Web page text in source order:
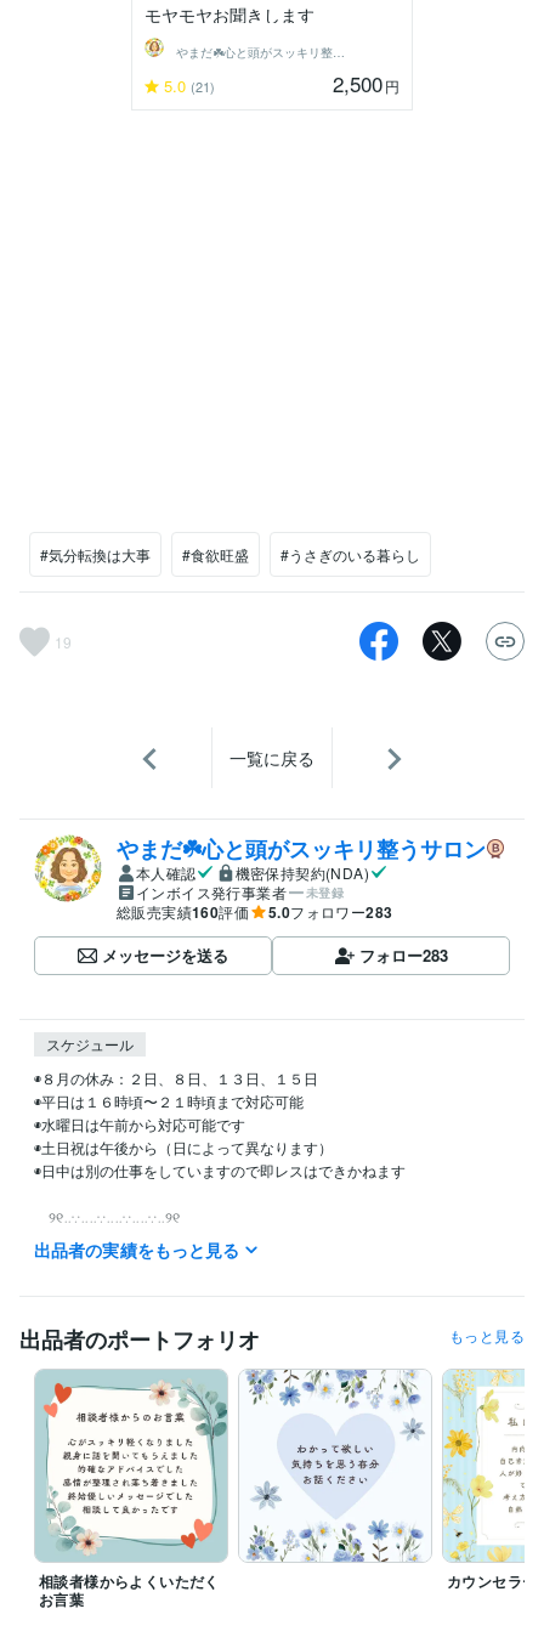
モヤモヤお聞きします
5.0 (21) 2,500円
#気分転換は大事 #食欲旺盛 #うさぎのいる暮らし
19
一覧に戻る
やまだ☘️心と頭がスッキリ整うサロン
本人確認
機密保持契約(NDA)
インボイス発行事業者
未登録
総販売実績160評価 5.0フォロワー283
メッセージを送る フォロー283
スケジュール
◉８月の休み：２日、８日、１３日、１５日
◉平日は１６時頃〜２１時頃まで対応可能
◉水曜日は午前から対応可能です
◉土日祝は午後から（日によって異なります）
◉日中は別の仕事をしていますので即レスはできかねます
୨୧‥∵‥‥∵‥‥∵‥‥∵‥୨୧
LINE感覚のチャットサービスをご希望の方は
※当日の最終受付は２０時半ぐらいまで
（金・土など休みの前日は２２時以降でも可）
お一人様ずつ真剣に向き合って丁寧に
長文でやり取りをさせていただいています
ので、お受けできる枠に限りがあります
１度に対応できる人数を超えました場合は
一時的にサービス受付を停止します
出品者の実績をもっと見る
出品者のポートフォリオ もっと見る
相談者様からよくいただく
お言葉
カウンセラー